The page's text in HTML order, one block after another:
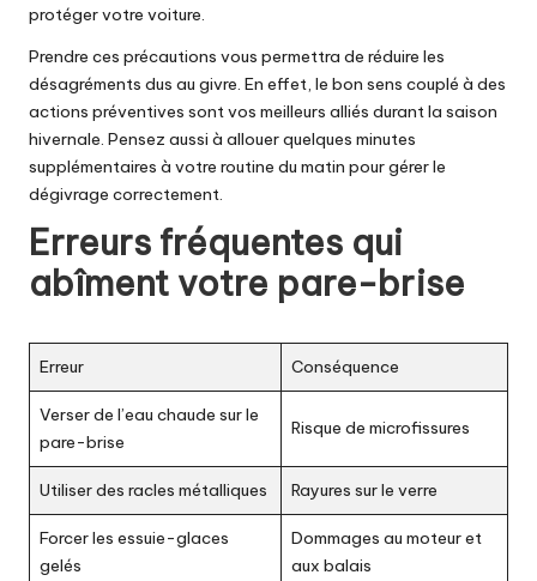
protéger votre voiture.
Prendre ces précautions vous permettra de réduire les
désagréments dus au givre. En effet, le bon sens couplé à des
actions préventives sont vos meilleurs alliés durant la saison
hivernale. Pensez aussi à allouer quelques minutes
supplémentaires à votre routine du matin pour gérer le
dégivrage correctement.
Erreurs fréquentes qui
abîment votre pare-brise
Erreur Conséquence
Verser de l’eau chaude sur le
pare-brise
Risque de microfissures
Utiliser des racles métalliques Rayures sur le verre
Forcer les essuie-glaces
gelés
Dommages au moteur et
aux balais